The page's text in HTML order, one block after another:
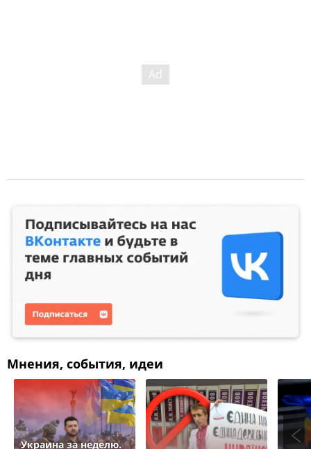
Мнения, события, идеи
Украина за неделю.